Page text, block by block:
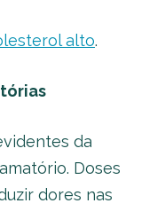
alto.
da
Doses
dores nas